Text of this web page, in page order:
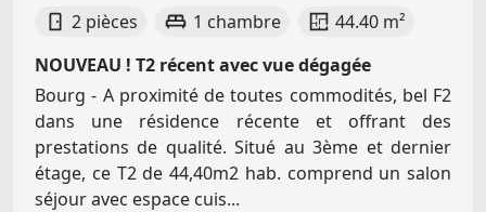
2 pièces 1 chambre
44.40 m²
NOUVEAU ! T2 récent avec vue dégagée
Bourg - A proximité de toutes commodités, bel F2
dans une résidence récente et offrant des
prestations de qualité. Situé au 3ème et dernier
étage, ce T2 de 44,40m2 hab. comprend un salon
séjour avec espace cuis...